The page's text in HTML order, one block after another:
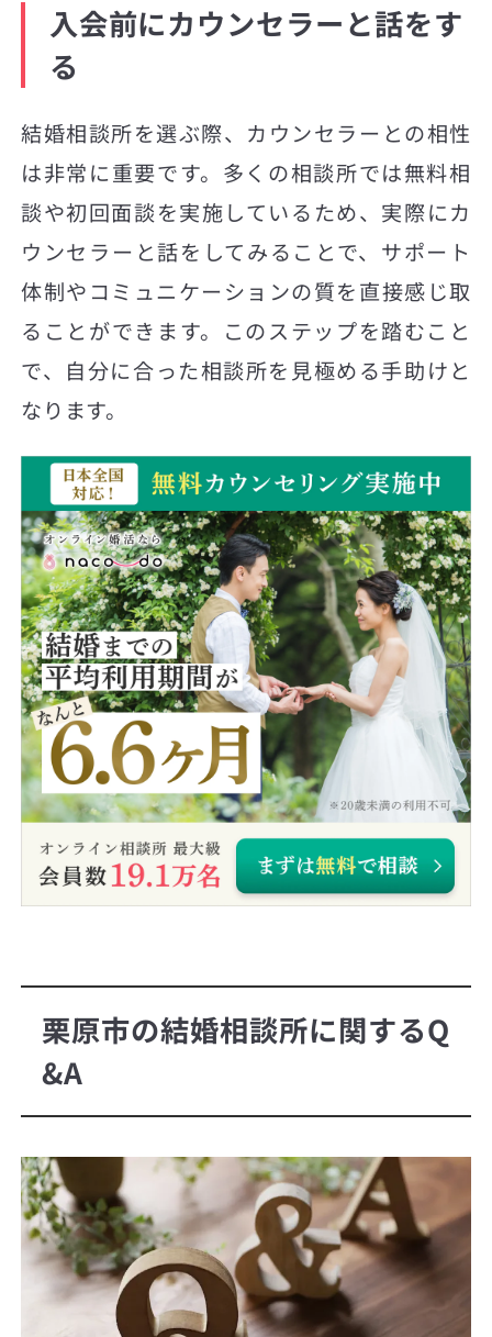
入会前にカウンセラーと話をす
る
結婚相談所を選ぶ際、カウンセラーとの相性
は非常に重要です。多くの相談所では無料相
談や初回面談を実施しているため、実際にカ
ウンセラーと話をしてみることで、サポート
体制やコミュニケーションの質を直接感じ取
ることができます。このステップを踏むこと
で、自分に合った相談所を見極める手助けと
なります。
栗原市の結婚相談所に関するQ
&A